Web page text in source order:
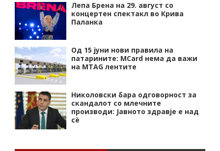
Лепа Брена на 29. август со
концертен спектакл во Крива
Паланка
Од 15 јуни нови правила на
патарините: MCard нема да важи
на MTAG лентите
Николовски бара одговорност за
скандалот со млечните
производи: Јавното здравје е над
сѐ